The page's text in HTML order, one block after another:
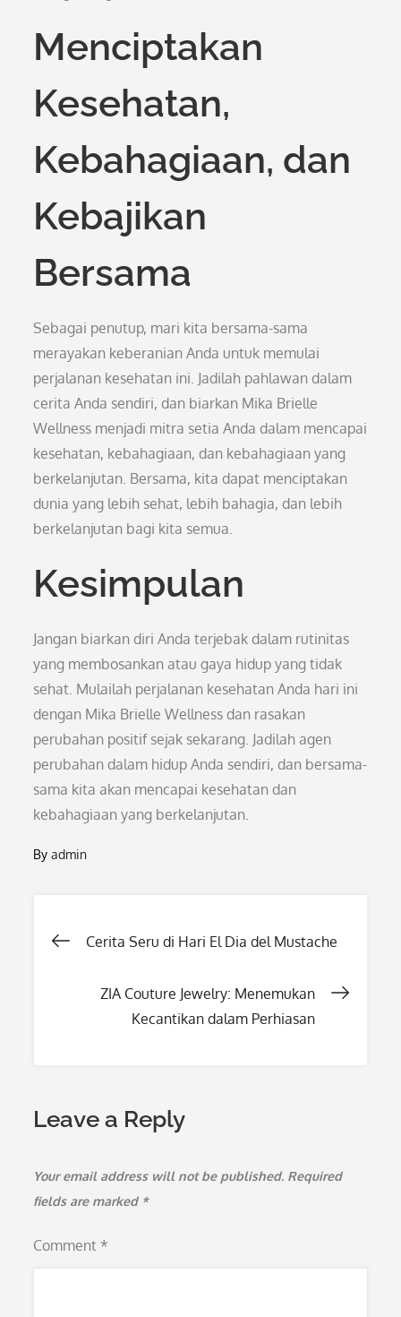
Menciptakan
Kesehatan,
Kebahagiaan, dan
Kebajikan
Bersama
Sebagai penutup, mari kita bersama-sama
merayakan keberanian Anda untuk memulai
perjalanan kesehatan ini. Jadilah pahlawan dalam
cerita Anda sendiri, dan biarkan Mika Brielle
Wellness menjadi mitra setia Anda dalam mencapai
kesehatan, kebahagiaan, dan kebahagiaan yang
berkelanjutan. Bersama, kita dapat menciptakan
dunia yang lebih sehat, lebih bahagia, dan lebih
berkelanjutan bagi kita semua.
Kesimpulan
Jangan biarkan diri Anda terjebak dalam rutinitas
yang membosankan atau gaya hidup yang tidak
sehat. Mulailah perjalanan kesehatan Anda hari ini
dengan Mika Brielle Wellness dan rasakan
perubahan positif sejak sekarang. Jadilah agen
perubahan dalam hidup Anda sendiri, dan bersama-
sama kita akan mencapai kesehatan dan
kebahagiaan yang berkelanjutan.
Byadmin
Post
navigation
Cerita Seru di Hari El Dia del Mustache
ZIA Couture Jewelry: Menemukan
Kecantikan dalam Perhiasan
Leave a Reply
Your email address will not be published. Required
fields are marked *
Comment *